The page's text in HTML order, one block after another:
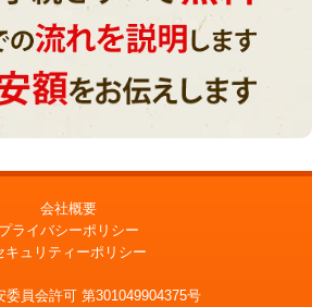
会社概要
プライバシーポリシー
キュリティーポリシー
委員会許可 第301049904375号